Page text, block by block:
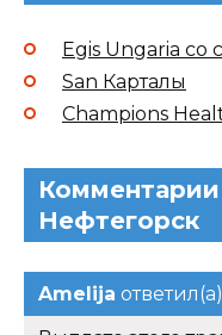
Egis Ungaria
San Карталы
Champions
Нефтегорск
Amelija ответил(а)